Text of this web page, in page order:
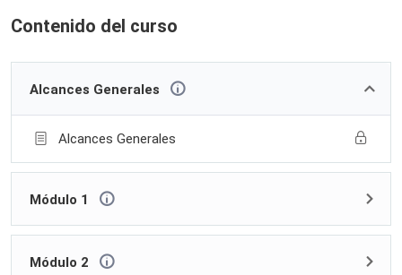
Contenido del curso
Alcances Generales
Alcances Generales
Módulo 1
Módulo 2